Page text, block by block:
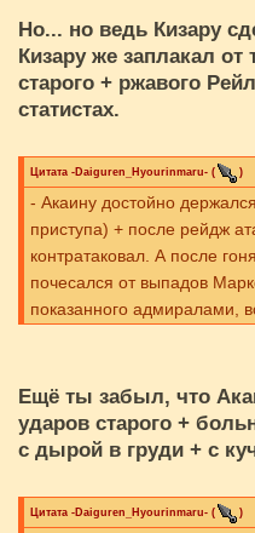
Но... но ведь Кизару
Кизару же заплакал от
старого + ржавого
статистах.
Цитата -Daiguren_Hyourinmaru- ( )
- Акаину достойно
приступа) + после рейдж
контратаковал. А после
почесался от выпадов
показанного адмиралами,
Ещё ты забыл, что
ударов старого +
с дырой в груди + с
Цитата -Daiguren_Hyourinmaru- ( )